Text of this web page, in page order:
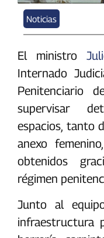
Noticias
El ministro
Internado
Penitenciario
supervisar
espacios, tanto
anexo
obtenidos
régimen
Junto al
infraestructura